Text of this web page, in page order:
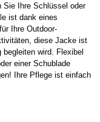
Sie Ihre Schlüssel oder
ist dank eines
Ihre Outdoor-
diese Jacke ist
wird. Flexibel
einer Schublade
Ihre Pflege ist einfach